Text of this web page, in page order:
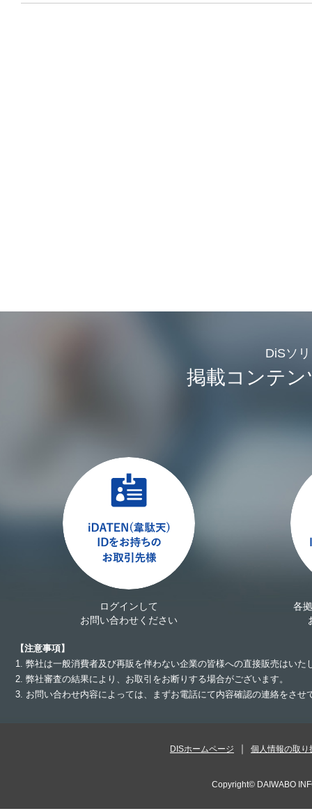
DiSソ
掲載コンテ
ログインして
お問い合わせください
各
【注意事項】
1. 弊社は一般消費者及び再販を伴わない企業の皆様への直接販売はいた
2. 弊社審査の結果により、お取引をお断りする場合がございます。
3. お問い合わせ内容によっては、まずお電話にて内容確認の連絡をさ
DISホームページ 個人情報の取り
Copyright© DAIWABO